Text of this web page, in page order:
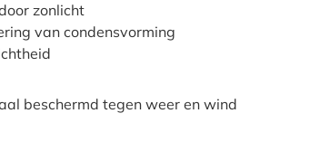
zonlicht
van condensvorming
beschermd tegen weer en wind